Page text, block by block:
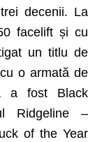
decenii. La
facelift și cu
un titlu de
o armată de
a fost Black
Ridgeline –
of the Year